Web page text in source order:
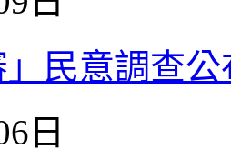
」民意調查
日